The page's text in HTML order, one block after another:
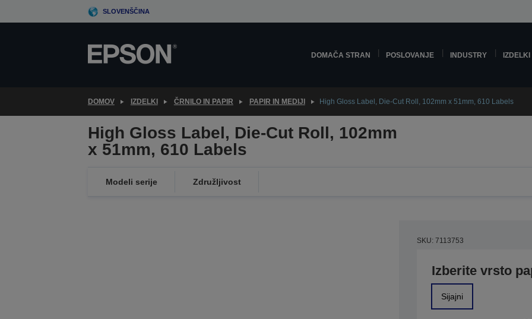
to
SLOVENŠČINA
DOMAČA STRAN POSLOVANJE INDUSTRY IZDELKI
DOMOV IZDELKI ČRNILO IN PAPIR PAPIR IN MEDIJI High Gloss Label, Die-Cut Roll, 102mm x 51mm, 610 Labels
High Gloss Label, Die-Cut Roll, 102mm
x 51mm, 610 Labels
Modeli serije Združljivost
SKU: 7113753
Izberite vrsto
Sijajni